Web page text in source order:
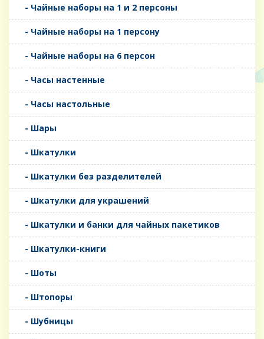
- Чайные наборы на 1 и 2 персоны
- Чайные наборы на 1 персону
- Чайные наборы на 6 персон
- Часы настенные
- Часы настольные
- Шары
- Шкатулки
- Шкатулки без разделителей
- Шкатулки для украшений
- Шкатулки и банки для чайных пакетиков
- Шкатулки-книги
- Шоты
- Штопоры
- Шубницы